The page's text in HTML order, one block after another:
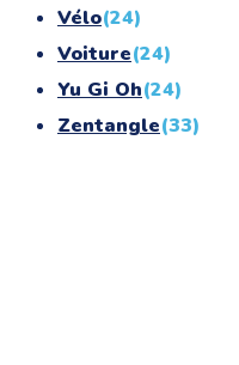
Vélo(24)
Voiture(24)
Yu Gi Oh(24)
Zentangle(33)